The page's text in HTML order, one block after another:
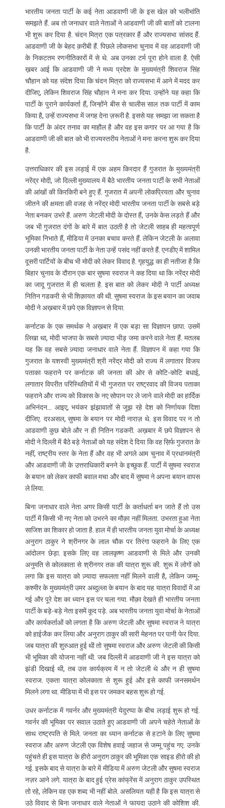
भारतीय जनता पार्टी के कई नेता आडवाणी जी के इस खेल को भलीभांति
समझते हैं. अब तो जनाधार वाले नेताओं ने आडवाणी जी की बातों को टालना
भी शुरू कर दिया है. चंदन मित्रा एक पत्रकार हैं और राज्यसभा सांसद हैं.
आडवाणी जी के बेहद क़रीबी हैं. पिछले लोकसभा चुनाव में वह आडवाणी जी
के निकटतम रणनीतिकारों में से थे. अब उनका टर्म पूरा होने वाला है. ऐसी
ख़बर आई कि आडवाणी जी ने मध्य प्रदेश के मुख्यमंत्री शिवराज सिंह
चौहान को यह संदेश दिया कि चंदन मित्रा को राज्यसभा में आने में मदद कर
दीजिए, लेकिन शिवराज सिंह चौहान ने मना कर दिया. उन्होंने यह कहा कि
पार्टी के पुराने कार्यकर्ता हैं, जिन्होंने बीस से चालीस साल तक पार्टी में काम
किया है, उन्हें राज्यसभा में जगह देना ज़रूरी है. इससे यह समझा जा सकता है
कि पार्टी के अंदर तनाव का माहौल है और वह इस कगार पर आ गया है कि
आडवाणी जी की बात को भी राज्यस्तरीय नेताओं ने मना करना शुरू कर दिया
है.
उत्तराधिकार की इस लड़ाई में एक अहम किरदार हैं गुजरात के मुख्यमंत्री
नरेंद्र मोदी, जो दिल्ली मुख्यालय में बैठे भारतीय जनता पार्टी के सभी नेताओं
की आंखों की किरकिरी बने हुए हैं. गुजरात में अपनी लोकप्रियता और चुनाव
जीतने की क्षमता की वजह से नरेंद्र मोदी भारतीय जनता पार्टी के सबसे बड़े
नेता बनकर उभरे हैं. अरुण जेटली मोदी के दोस्त हैं, उनके केस लड़ते हैं और
जब भी गुजरात दंगों के बारे में बात उठती है तो जेटली साहब ही महत्वपूर्ण
भूमिका निभाते हैं, मीडिया में उनका बचाव करते हैं. लेकिन जेटली के अलावा
उनकी भारतीय जनता पार्टी के नेता उन्हें पसंद नहीं करते हैं. एनडीए में शामिल
दूसरी पार्टियों के बीच भी मोदी को लेकर विवाद है. गृहयुद्ध का ही नतीजा है कि
बिहार चुनाव के दौरान एक बार सुषमा स्वराज ने कह दिया था कि नरेंद्र मोदी
का जादू गुजरात में ही चलता है. इस बात को लेकर मोदी ने पार्टी अध्यक्ष
नितिन गडकरी से भी शिक़ायत की थी. सुषमा स्वराज के इस बयान का जवाब
मोदी ने अख़बार में छपे एक विज्ञापन से दिया.
कर्नाटक के एक समर्थक ने अख़बार में एक बड़ा सा विज्ञापन छापा. उसमें
लिखा था, मोदी भाजपा के सबसे ज़्यादा भीड़ जमा करने वाले नेता हैं. मतलब
यह कि वह सबसे ज़्यादा जनाधार वाले नेता हैं. विज्ञापन में कहा गया कि
गुजरात के यशस्वी मुख्यमंत्री श्री नरेंद्र मोदी को राज्य में लगातार विजय
पताका फहराने पर कर्नाटक की जनता की ओर से कोटि-कोटि बधाई,
लगातार विपरीत परिस्थितियों में भी गुजरात पर राष्ट्रवाद की विजय पताका
फहराने और राज्य को विकास के नए सोपान पर ले जाने वाले मोदी का हार्दिक
अभिनंदन… आइए, भयंकर झंझावातों से जूझ रहे देश को निर्णायक दिशा
दीजिए. दरअसल, सुषमा के बयान पर मोदी नाराज़ थे. इस विवाद पर न तो
आडवाणी कुछ बोले और न ही नितिन गडकरी. अख़बार में छपे विज्ञापन से
मोदी ने दिल्ली में बैठे बड़े नेताओं को यह संदेश दे दिया कि वह स़िर्फ गुजरात के
नहीं, राष्ट्रीय स्तर के नेता हैं और वह भी अगले आम चुनाव में प्रधानमंत्री
और आडवाणी जी के उत्तराधिकारी बनने के इच्छुक हैं. पार्टी में सुषमा स्वराज
के बयान को लेकर काफी बवाल मचा और बाद में सुषमा ने अपना बयान वापस
ले लिया.
बिना जनाधार वाले नेता अगर किसी पार्टी के कर्ताधर्ता बन जाते हैं तो उस
पार्टी में किसी भी नए नेता को उभरने का मौक़ा नहीं मिलता. उभरता हुआ नेता
साजिश का शिकार हो जाता है. हाल में ही भारतीय जनता युवा मोर्चा के अध्यक्ष
अनुराग ठाकुर ने श्रीनगर के लाल चौक पर तिरंगा फहराने के लिए एक
आंदोलन छेड़ा. इसके लिए वह लालकृष्ण आडवाणी से मिले और उनकी
अनुमति से कोलकाता से श्रीनगर तक की यात्रा शुरू की. शुरू में लोगों को
लगा कि इस यात्रा को ज़्यादा सफलता नहीं मिलने वाली है, लेकिन जम्मू-
कश्मीर के मुख्यमंत्री उमर अब्दुल्ला के बयान के बाद यह यात्रा विवादों में आ
गई और पूरे देश का ध्यान इस पर चला गया. मौक़ा देखते ही भारतीय जनता
पार्टी के बड़े-बड़े नेता इसमें कूद पड़े. अब भारतीय जनता युवा मोर्चा के नेताओं
और कार्यकर्ताओं को लगता है कि अरुण जेटली और सुषमा स्वराज ने यात्रा
को हाईजैक कर लिया और अनुराग ठाकुर की सारी मेहनत पर पानी फेर दिया.
जब यात्रा की शुरुआत हुई थी तो सुषमा स्वराज और अरुण जेटली की किसी
भी भूमिका की योजना नहीं थी. जब दिल्ली में आडवाणी जी ने इस यात्रा को
झंडी दिखाई थी, तब उस कार्यक्रम में न तो जेटली थे और न ही सुषमा
स्वराज. एकता यात्रा कोलकाता से शुरू हुई और इसे काफी जनसमर्थन
मिलने लगा था. मीडिया में भी इस पर जमकर बहस शुरू हो गई.
उधर कर्नाटक में गवर्नर और मुख्यमंत्री येदुरप्पा के बीच लड़ाई शुरू हो गई.
गवर्नर की भूमिका पर सवाल उठाते हुए आडवाणी जी अपने चहेते नेताओं के
साथ राष्ट्रपति से मिले. जनता का ध्यान कर्नाटक से हटाने के लिए सुषमा
स्वराज और अरुण जेटली एक विशेष हवाई जहाज से जम्मू पहुंच गए. उनके
पहुंचते ही इस यात्रा के हीरो अनुराग ठाकुर की भूमिका एक साइड हीरो की हो
गई. इसके बाद से यात्रा के बारे में मीडिया में अरुण जेटली और सुषमा स्वराज
नज़र आने लगे. यात्रा के बाद हुई प्रेस कांफ्रेंस में अनुराग ठाकुर उपस्थित
तो रहे, लेकिन वह एक शब्द भी नहीं बोले. असलियत यही है कि इस यात्रा से
उठे विवाद से बिना जनाधार वाले नेताओं ने फायदा उठाने की कोशिश की.